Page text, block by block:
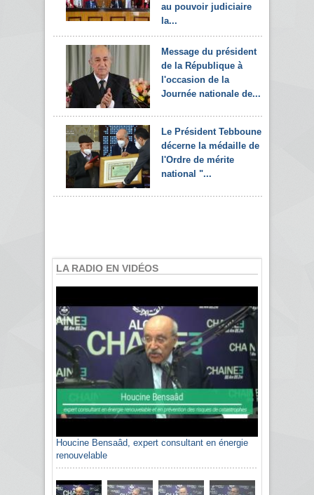
au pouvoir judiciaire
la...
Message du président
de la République à
l'occasion de la
Journée nationale de...
Le Président Tebboune
décerne la médaille de
l'Ordre de mérite
national "...
LA RADIO EN VIDÉOS
Houcine Bensaâd, expert consultant en énergie
renouvelable